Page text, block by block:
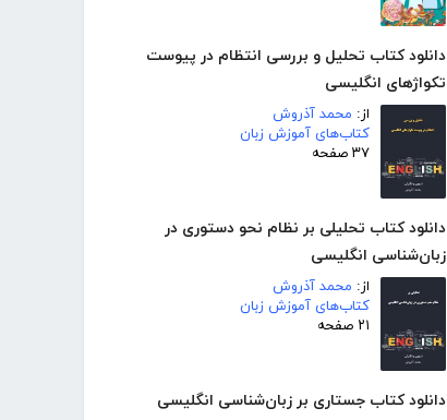
دانلود کتاب تحلیل و بررسی انتظام در پیوست
تکواژهای انگلیسی
از: محمد آذروش
کتاب‌های آموزش زبان
۳۷ صفحه
دانلود کتاب تحلیلی بر نظام نحو دستوری در
زبان‌شناسی انگلیسی
از: محمد آذروش
کتاب‌های آموزش زبان
۲۱ صفحه
دانلود کتاب جستاری بر زبان‌شناسی انگلیسی